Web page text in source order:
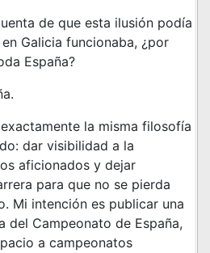
de que esta ilusión podía
Galicia funcionaba, ¿por
España?
la misma filosofía
dar visibilidad a la
aficionados y dejar
para que no se pierda
Mi intención es publicar una
del Campeonato de España,
a campeonatos